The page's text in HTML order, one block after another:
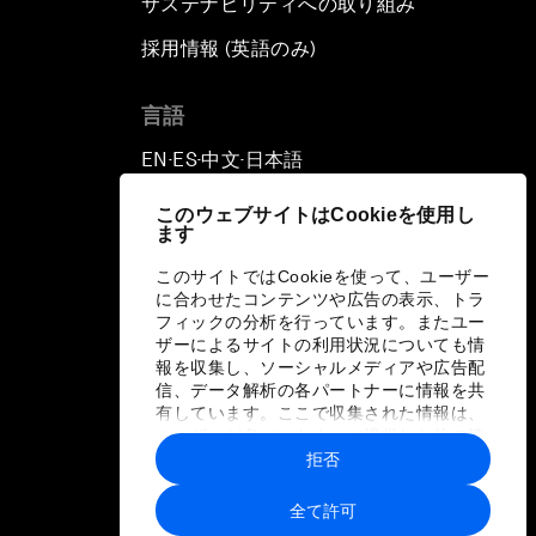
このウェブサイトはCookieを使用し
ます
このサイトではCookieを使って、ユーザー
に合わせたコンテンツや広告の表示、トラ
フィックの分析を行っています。またユー
ザーによるサイトの利用状況についても情
報を収集し、ソーシャルメディアや広告配
信、データ解析の各パートナーに情報を共
有しています。ここで収集された情報は、
ユーザーが各パートナーに提供した他の情
報や各パートナーのサービスを使用した際
に収集された情報と組み合わされ、各パー
トナーによって使用されることがありま
す。
全て許可
拒否
サステナビリティへの取り組み
採用情報 (英語のみ)
言語
EN ▪ ES▪中文▪ 日本語